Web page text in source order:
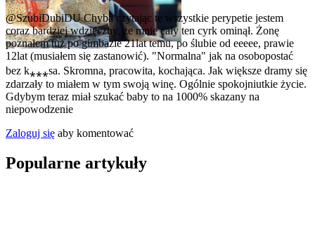
@SzubiDubiDUChyba czytając te wszystkie perypetie jestem
coraz bardziej wdzięczny, że mnie cały ten cyrk ominął. Żonę
poznałem tuż po gimbazie 21lat temu, po ślubie od eeeee, prawie
12lat (musiałem się zastanowić). "Normalna" jak na osobopostać
bez k⁎⁎⁎sa. Skromna, pracowita, kochająca. Jak większe dramy się
zdarzały to miałem w tym swoją winę. Ogólnie spokojniutkie życie.
Gdybym teraz miał szukać baby to na 1000% skazany na
niepowodzenie
Zaloguj się aby komentować
Popularne artykuły